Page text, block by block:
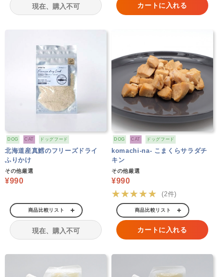
現在、購入不可 カートに入れる
DOG CAT ドッグフード
北海道産真鱈のフリーズドライ
ふりかけ
その他厳選
¥990
商品比較リスト
現在、購入不可
DOG CAT ドッグフード
komachi-na- こまくらサラダチ
キン
その他厳選
¥990
★★★★★ (2件)
商品比較リスト
カートに入れる